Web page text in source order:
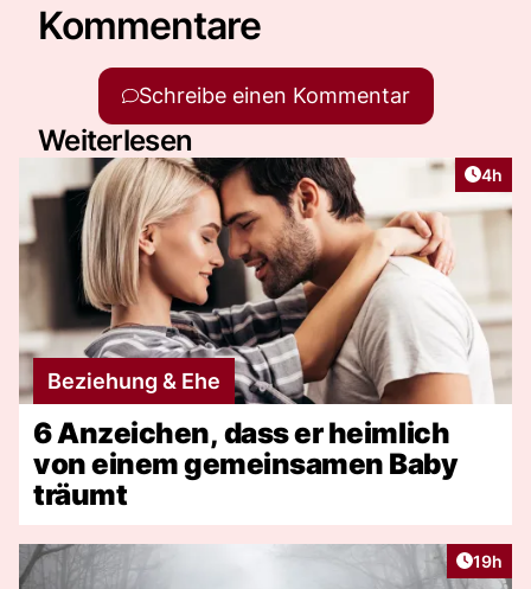
Kommentare
Schreibe einen Kommentar
Weiterlesen
4h
Beziehung & Ehe
6 Anzeichen, dass er heimlich
von einem gemeinsamen Baby
träumt
Artikel
19h